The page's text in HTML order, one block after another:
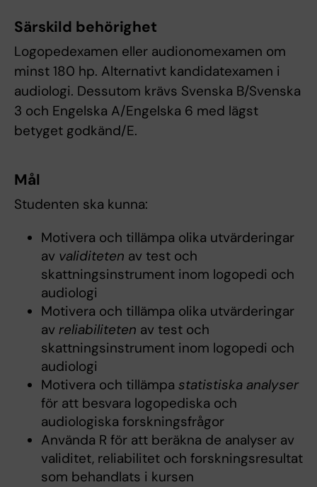
Särskild behörighet
Logopedexamen eller audionomexamen om
minst 180 hp. Alternativt kandidatexamen i
audiologi. Dessutom krävs Svenska B/Svenska
3 och Engelska A/Engelska 6 med lägst
betyget godkänd/E.
Mål
Studenten ska kunna:
Motivera och tillämpa olika utvärderingar
av validiteten av test och
skattningsinstrument inom logopedi och
audiologi
Motivera och tillämpa olika utvärderingar
av reliabiliteten av test och
skattningsinstrument inom logopedi och
audiologi
Motivera och tillämpa statistiska analyser
för att besvara logopediska och
audiologiska forskningsfrågor
Använda R för att beräkna de analyser av
validitet, reliabilitet och forskningsresultat
som behandlats i kursen